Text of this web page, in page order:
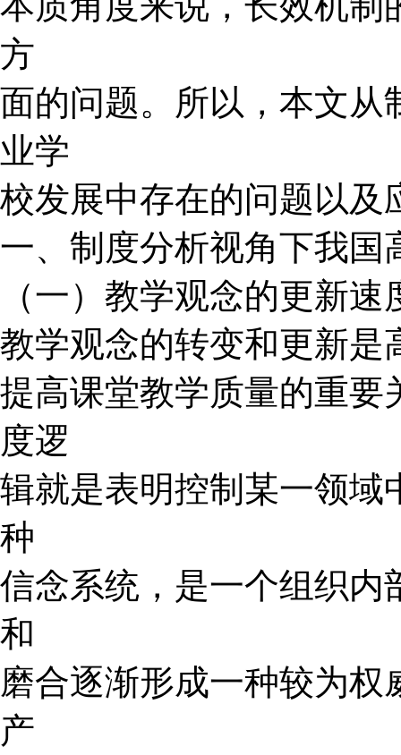
方
面的问题。所以，本文从
业学
校发展中存在的问题以及
一、制度分析视角下我国
（一）教学观念的更新
教学观念的转变和更新是
提高课堂教学质量的重要
度逻
辑就是表明控制某一领域
种
信念系统，是一个组织内
和
磨合逐渐形成一种较为
产